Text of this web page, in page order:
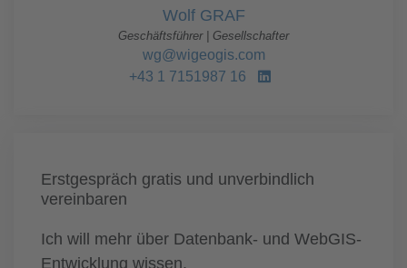
Wolf GRAF
Geschäftsführer | Gesellschafter
wg@wigeogis.com
+43 1 7151987 16
Erstgespräch gratis und unverbindlich
vereinbaren
Ich will mehr über Datenbank- und WebGIS-
Entwicklung wissen.